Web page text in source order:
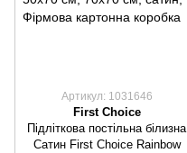
Артикул: 1031646
First Choice
Підліткова постільна білизна
Сатин First Choice Rainbow